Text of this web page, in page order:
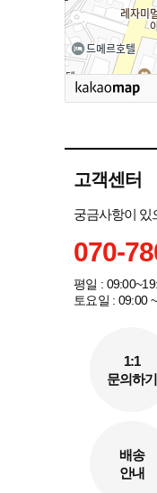
고객센터
궁금사항이 있
070-
평일 :
토요일 : 09:00
1:1
문의하기
배송
안내